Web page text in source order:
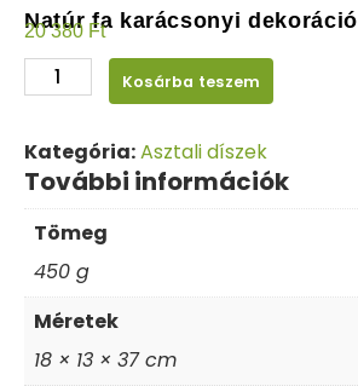
Natúr fa karácsonyi dekoráció
20 380 Ft
Kosárba teszem
Kategória:Asztali díszek
További információk
Tömeg
450 g
Méretek
18 × 13 × 37 cm